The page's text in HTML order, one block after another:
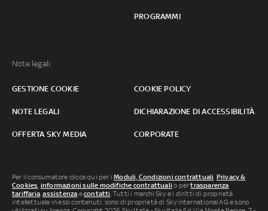
PROGRAMMI
Note legali:
GESTIONE COOKIE COOKIE POLICY
NOTE LEGALI DICHIARAZIONE DI ACCESSIBILITÀ
OFFERTA SKY MEDIA CORPORATE
Per il consumatore clicca qui per iModuli, Condizioni contrattuali Privacy &
Cookies informazioni sulle modifiche contrattuali o pertrasparenza
tariffaria ,assistenza econtatti . Tutti i marchi Sky e i diritti di proprietà
intellettuale in essi contenuti, sono di proprietà di Sky international AG e sono